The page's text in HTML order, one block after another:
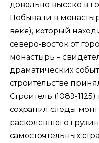
довольно высоко в
Побывали в
веке), который
северо-восток от
монастырь –
драматических
строительстве
Строитель (1089-
сохранил следы
расколовшего
самостоятельных